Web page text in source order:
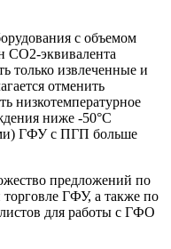
с объемом
CO2-эквивалента
только извлеченные и
отменить
низкотемпературное
ниже -50°C
ГФУ с ПГП больше
предложений по
ГФУ, а также по
для работы с ГФО